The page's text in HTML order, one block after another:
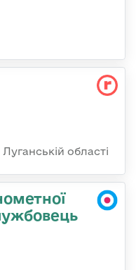
області